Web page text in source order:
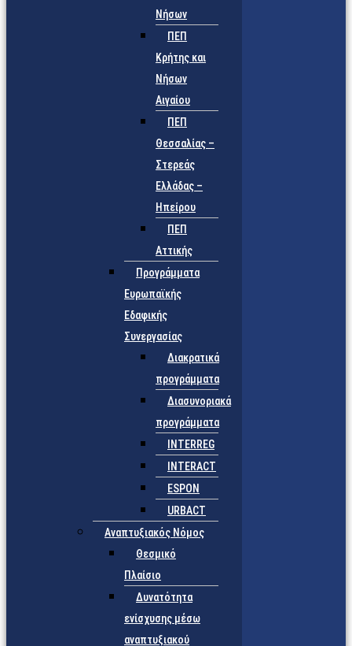
Νήσων
ΠΕΠ
Κρήτης και
Νήσων
Αιγαίου
ΠΕΠ
Θεσσαλίας –
Στερεάς
Ελλάδας –
Ηπείρου
ΠΕΠ
Αττικής
Προγράμματα
Ευρωπαϊκής
Εδαφικής
Συνεργασίας
Διακρατικά
προγράμματα
Διασυνοριακά
προγράμματα
INTERREG
INTERACT
ESPON
URBACT
Αναπτυξιακός Νόμος
Θεσμικό
Πλαίσιο
Δυνατότητα
ενίσχυσης μέσω
αναπτυξιακού